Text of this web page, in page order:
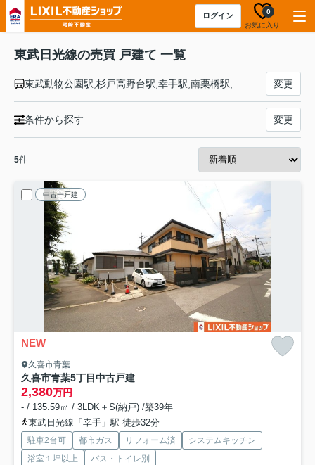
ログイン
お気に入り
0
東武日光線の売買 戸建て 一覧
変更
条件から探す 変更
5件
中古一戸建
NEW
久喜市青葉
久喜市青葉5丁目中古戸建
2,380万円
- / 135.59㎡ / 3LDK＋S(納戸) /築39年
東武日光線「幸手」駅 徒歩32分
駐車2台可 都市ガス リフォーム済
システムキッチン
浴室１坪以上
バス・トイレ別